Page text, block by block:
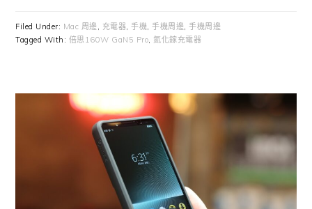
Filed Under: Mac 周邊 , 充電器,手機,手機周邊,手機周邊
Tagged With: 倍思160W GaN5 Pro,氮化鎵充電器